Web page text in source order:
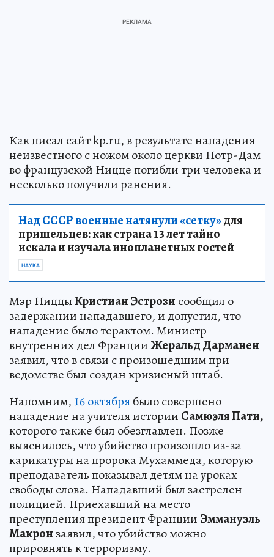
Как писал сайт kp.ru, в результате нападения
неизвестного с ножом около церкви Нотр-Дам
во французской Ницце погибли три человека и
несколько получили ранения.
Над СССР военные натянули «сетку»для
пришельцев: как страна 13 лет тайно
искала и изучала инопланетных гостей
НАУКА
Мэр НиццыКристиан Эстрози сообщил о
задержании нападавшего, и допустил, что
нападение было терактом. Министр
внутренних дел Франции Жеральд Дарманен
заявил, что в связи с произошедшим при
ведомстве был создан кризисный штаб.
Напомним, 16 октябрябыло совершено
нападение на учителя истории Самюэля Пати,
которого также был обезглавлен. Позже
выяснилось, что убийство произошло из-за
карикатуры на пророка Мухаммеда, которую
преподаватель показывал детям на уроках
свободы слова. Нападавший был застрелен
полицией. Приехавший на место
преступления президент Франции Эммануэль
Макрон заявил, что убийство можно
прировнять к терроризму.